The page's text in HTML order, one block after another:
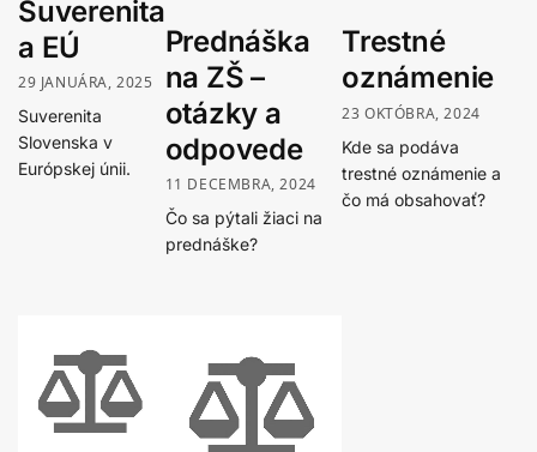
Suverenita
a EÚ
29 JANUÁRA, 2025
Suverenita
Slovenska v
Európskej únii.
Prednáška
na ZŠ –
otázky a
odpovede
11 DECEMBRA, 2024
Čo sa pýtali žiaci na
prednáške?
Trestné
oznámenie
23 OKTÓBRA, 2024
Kde sa podáva
trestné oznámenie a
čo má obsahovať?